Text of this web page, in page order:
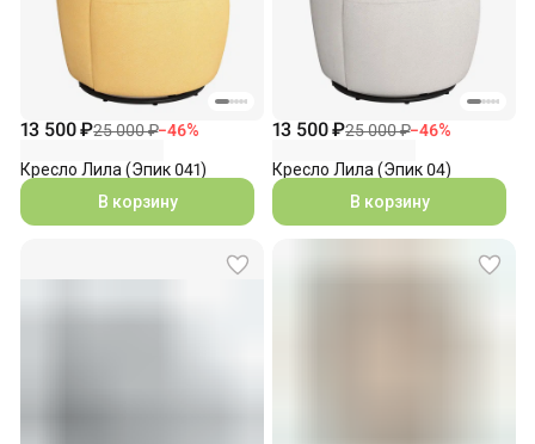
13 500 ₽25 000 ₽−46%
Кресло Лила (Эпик 041)
В корзину
13 500 ₽25 000 ₽−46%
Кресло Лила (Эпик 04)
В корзину